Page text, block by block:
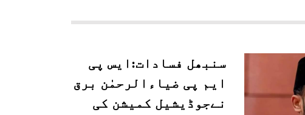
سنبھل فسادات:ایس پی
ایم پی ضیاءالرحمٰن برق
نےجوڈیشیل کمیشن کی